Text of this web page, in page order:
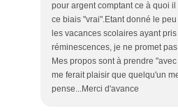
pour argent comptant ce à quoi
ce biais "vrai".Etant donné le
les vacances scolaires ayant
réminescences, je ne promet
Mes propos sont à prendre
me ferait plaisir que quelqu'un
pense...Merci d'avance